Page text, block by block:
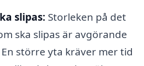
slipas: Storleken på det
ska slipas är avgörande
större yta kräver mer tid